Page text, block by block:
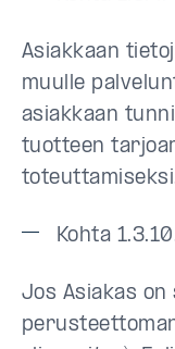
Asiakkaan
muulle
asiakkaan
tuotteen
Kohta
Jos Asiakas